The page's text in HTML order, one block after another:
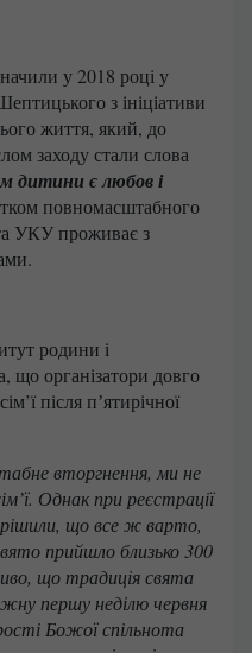
у 2018 році у
з ініціативи
життя, який, до
заходу стали слова
дитини є любов і
повномасштабного
УКУ проживає з
родини і
що організатори довго
після пʼятирічної
вторгнення, ми не
Однак при реєстрації
що все ж варто,
прийшло близько 300
що традиція свята
першу неділю червня
Божої спільнота